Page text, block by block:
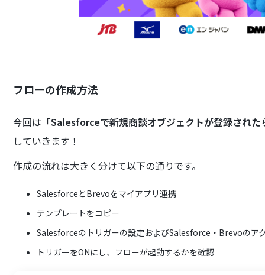
フローの作成方法
今回は「Salesforceで新規商談オブジェクトが登録され
していきます！
作成の流れは大きく分けて以下の通りです。
SalesforceとBrevoをマイアプリ連携
テンプレートをコピー
Salesforceのトリガーの設定およびSalesforce・Brevoのア
トリガーをONにし、フローが起動するかを確認